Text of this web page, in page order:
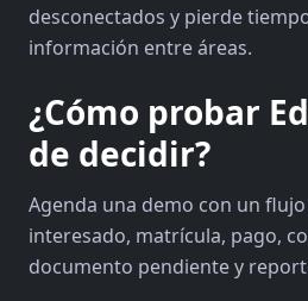
desconectados y pierde
información entre áreas.
¿Cómo probar
de decidir?
Agenda una demo con un
interesado, matrícula, pago,
documento pendiente y